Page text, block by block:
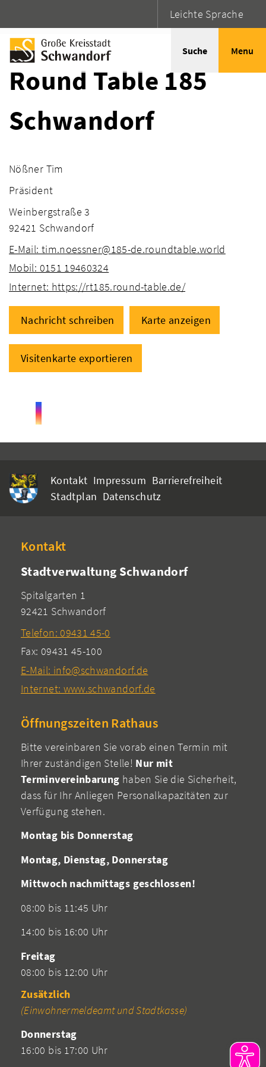
Leichte Sprache
Suche Menu
Round Table 185
Schwandorf
Nößner Tim
Präsident
Weinbergstraße 3
92421 Schwandorf
E-Mail: tim.noessner@185-de.roundtable.world
Mobil: 0151 19460324
Internet: https://rt185.round-table.de/
Nachricht schreiben Karte anzeigen
Visitenkarte exportieren
Kontakt Impressum Barrierefreiheit
Stadtplan Datenschutz
Kontakt
Stadtverwaltung Schwandorf
Spitalgarten 1
92421 Schwandorf
Telefon: 09431 45-0
Fax: 09431 45-100
E-Mail: info@schwandorf.de
Internet: www.schwandorf.de
Öffnungszeiten Rathaus
Bitte vereinbaren Sie vorab einen Termin mit
Ihrer zuständigen Stelle! Nur mit
Terminvereinbarung haben Sie die Sicherheit,
dass für Ihr Anliegen Personalkapazitäten zur
Verfügung stehen.
Montag bis Donnerstag
Montag, Dienstag, Donnerstag
Mittwoch nachmittags geschlossen!
08:00 bis 11:45 Uhr
14:00 bis 16:00 Uhr
Freitag
08:00 bis 12:00 Uhr
Zusätzlich
(Einwohnermeldeamt und Stadtkasse)
Donnerstag
16:00 bis 17:00 Uhr